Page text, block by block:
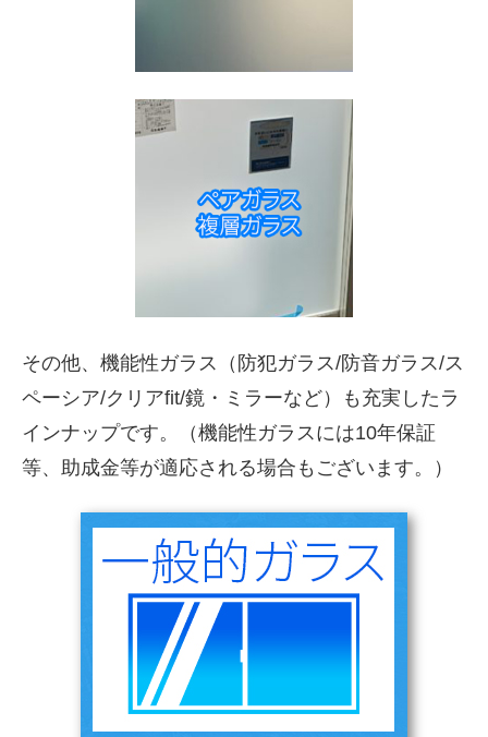
その他、機能性ガラス（防犯ガラス/防音ガラス/ス
ペーシア/クリアfit/鏡・ミラーなど）も充実したラ
インナップです。（機能性ガラスには10年保証
等、助成金等が適応される場合もございます。）